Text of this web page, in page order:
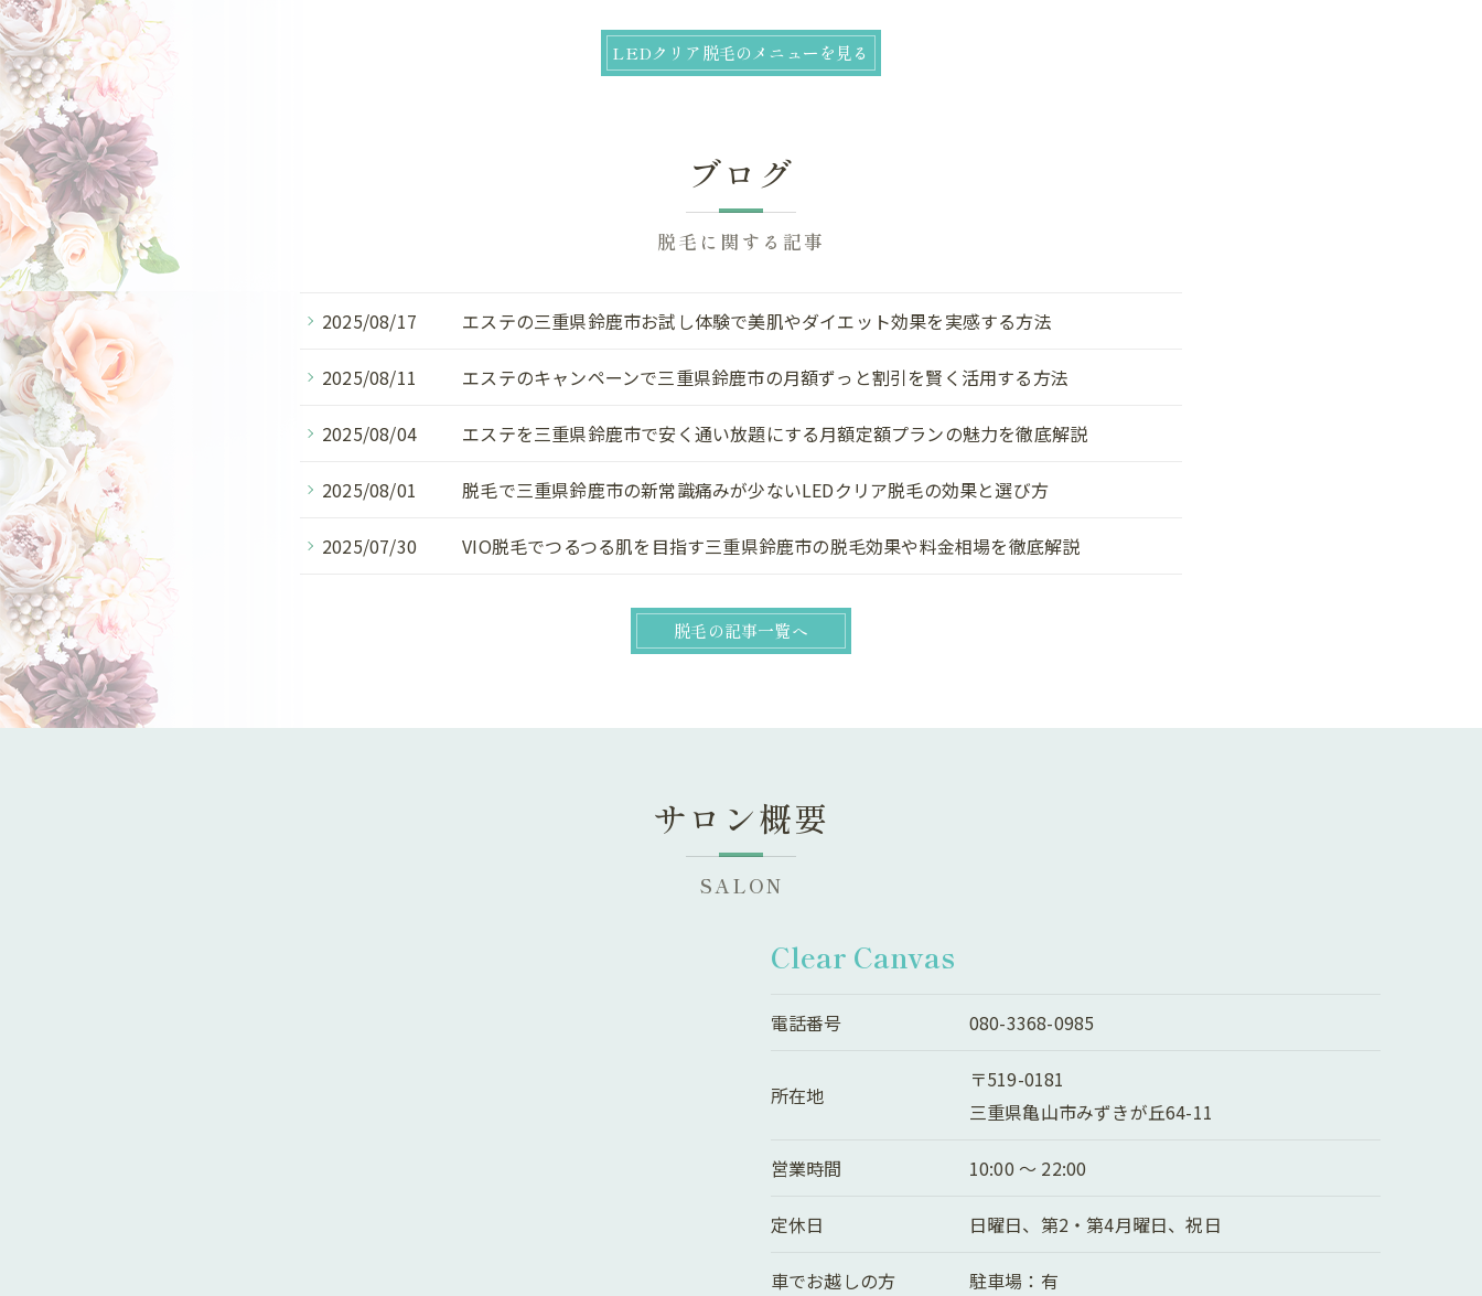
LEDクリア脱毛のメニューを見る
ブログ
脱毛に関する記事
2025/08/17 エステの三重県鈴鹿市お試し体験で美肌やダイエット効果を実感する方法
2025/08/11 エステのキャンペーンで三重県鈴鹿市の月額ずっと割引を賢く活用する方法
2025/08/04 エステを三重県鈴鹿市で安く通い放題にする月額定額プランの魅力を徹底解説
2025/08/01 脱毛で三重県鈴鹿市の新常識痛みが少ないLEDクリア脱毛の効果と選び方
2025/07/30 VIO脱毛でつるつる肌を目指す三重県鈴鹿市の脱毛効果や料金相場を徹底解説
脱毛の記事一覧へ
サロン概要
SALON
Clear Canvas
電話番号 080-3368-0985
所在地
〒519-0181
三重県亀山市みずきが丘64-11
営業時間 10:00 ～ 22:00
定休日 日曜日、第2・第4月曜日、祝日
車でお越しの方 駐車場：有